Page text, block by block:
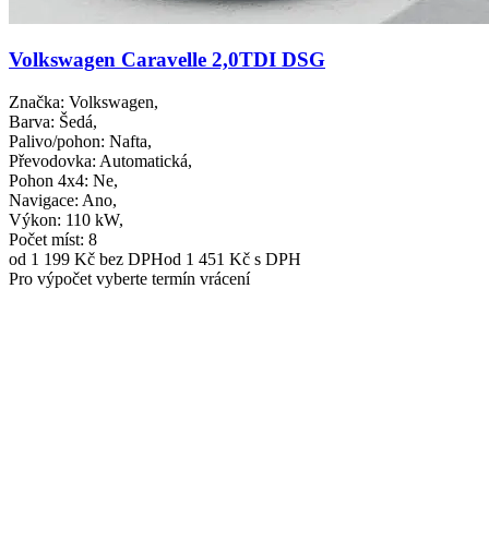
Volkswagen Caravelle 2,0TDI DSG
Značka: Volkswagen,
Barva: Šedá,
Palivo/pohon: Nafta,
Převodovka: Automatická,
Pohon 4x4: Ne,
Navigace: Ano,
Výkon: 110 kW,
Počet míst: 8
od 1 199 Kč bez DPHod 1 451 Kč s DPH
Pro výpočet vyberte termín vrácení